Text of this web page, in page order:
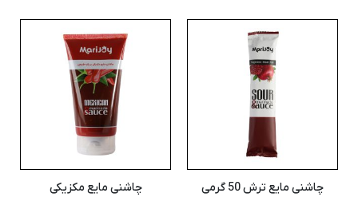
چاشنی مایع ترش 50 گرمی چاشنی مایع مکزیکی